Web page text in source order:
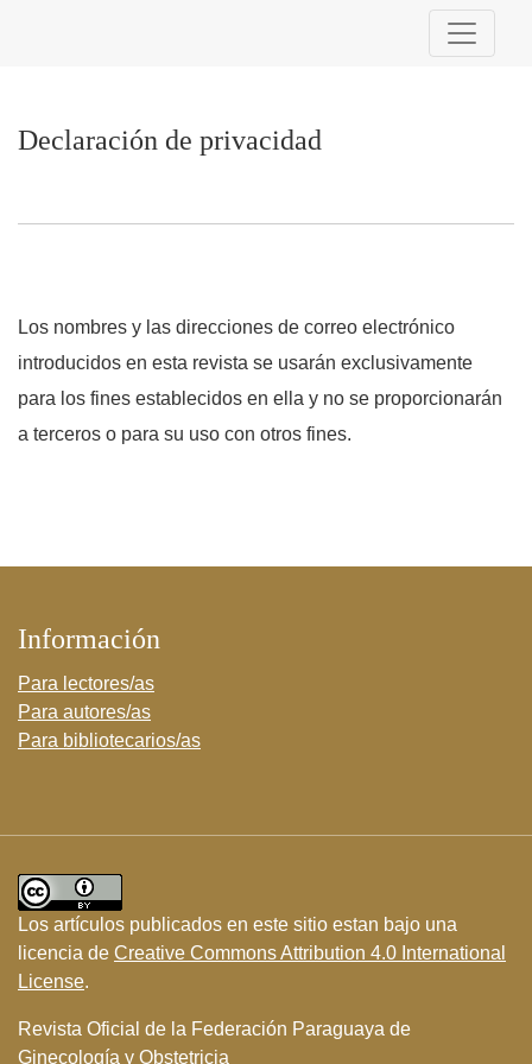
Declaración de privacidad
Los nombres y las direcciones de correo electrónico
introducidos en esta revista se usarán exclusivamente
para los fines establecidos en ella y no se proporcionarán
a terceros o para su uso con otros fines.
Información
Para lectores/as
Para autores/as
Para bibliotecarios/as
Los artículos publicados en este sitio estan bajo una
licencia de Creative Commons Attribution 4.0 International
License.
Revista Oficial de la Federación Paraguaya de
Ginecología y Obstetricia